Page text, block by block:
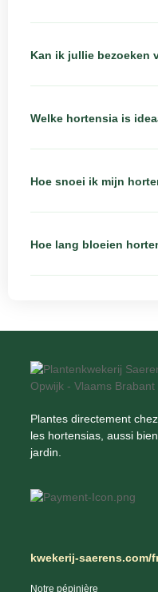
Kan ik jullie bezoeken
Welke hortensia is
Hoe snoei ik mijn
Hoe lang bloeien
Plantes directement
les hortensias, aussi
jardin.
kwekerij-saerens.com/
Notre pépinière